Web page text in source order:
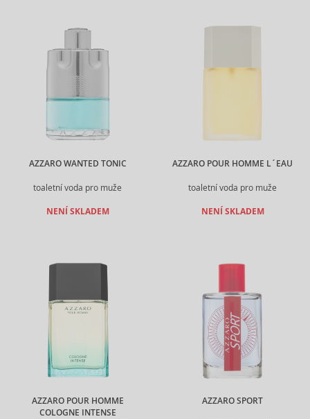
AZZARO WANTED TONIC
toaletní voda pro muže
NENÍ SKLADEM
AZZARO POUR HOMME L´EAU
toaletní voda pro muže
NENÍ SKLADEM
AZZARO POUR HOMME
COLOGNE INTENSE
AZZARO SPORT